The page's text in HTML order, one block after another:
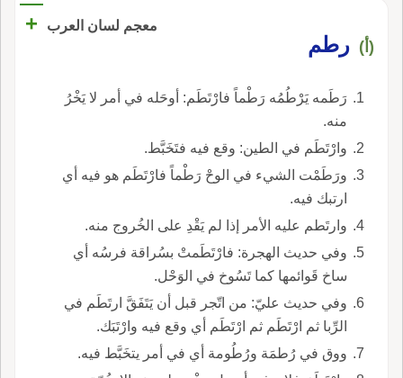
معجم لسان العرب +
(أ) رطم
رَطَمه يَرْطُمُه رَطْماً فارْتَطَم: أوحَله في أمر لا يَخْرُ
منه.
وارْتَطَم في الطين: وقع فيه فتَخَبَّط.
ورَطَمْت الشيء في الوحْ رَطْماً فارْتَطَم هو فيه أي
ارتبك فيه.
وارتَطم عليه الأمر إذا لم يَقْدِ على الخُروج منه.
وفي حديث الهجرة: فارْتَطَمتْ بسُراقة فرسُه أي
ساخ قَوائمها كما تَسُوخ في الوَحْل.
وفي حديث عليّ: من اتّجر قبل أن يَتَفَقَّ ارتَطَم في
الرِّبا ثم ارْتَطَم ثم ارْتَطَم أي وقع فيه وارْتَبَك.
ووق في رُطمَة ورُطُومة أي في أمر يتخَبَّط فيه.